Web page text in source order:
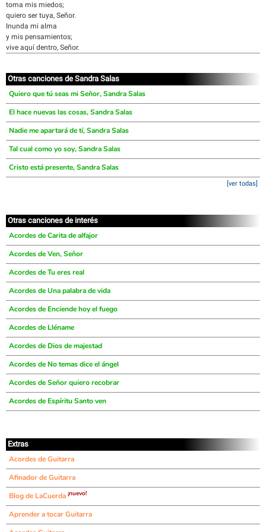
toma mis miedos;
quiero ser tuya, Señor.
Inunda mi alma
y mis pensamientos;
vive aquí dentro, Señor.
Otras canciones de Sandra Salas
Quiero que tú seas mi Señor, Sandra Salas
El hace nuevas las cosas, Sandra Salas
Nadie me apartará de tí, Sandra Salas
Tal cual como yo soy, Sandra Salas
Cristo está presente, Sandra Salas
[ver todas]
Otras canciones de interés
Acordes de Carita de alfajor
Acordes de Ven, Señor
Acordes de Tu eres real
Acordes de Una palabra de vida
Acordes de Enciende hoy el fuego
Acordes de Lléname
Acordes de Dios de majestad
Acordes de No temas dice el ángel
Acordes de Señor quiero recobrar
Acordes de Espíritu Santo ven
Extras
Acordes de Guitarra
Afinador de Guitarra
Blog de LaCuerda ¡nuevo!
Aprender a tocar Guitarra